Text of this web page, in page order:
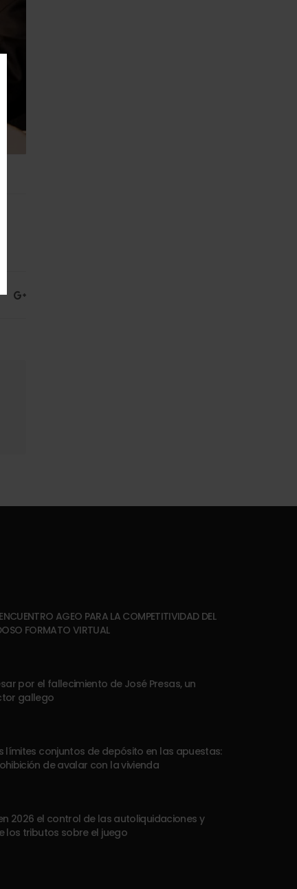
AGEO PARA LA COMPETITIVIDAD DEL
FORMATO VIRTUAL
por el fallecimiento de José Presas, un
gallego
límites conjuntos de depósito en las apuestas:
de avalar con la vivienda
2026 el control de las autoliquidaciones y
los tributos sobre el juego